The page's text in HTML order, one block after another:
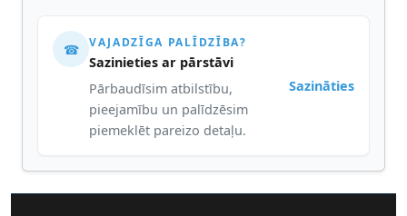
☎ VAJADZĪGA PALĪDZĪBA?
Sazinieties ar pārstāvi
Pārbaudīsim atbilstību,
pieejamību un palīdzēsim
piemeklēt pareizo detaļu.
Sazināties